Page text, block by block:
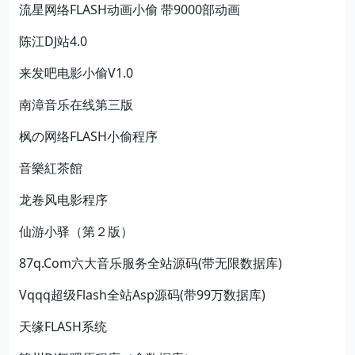
流星网络FLASH动画小偷 带9000部动画
陈江DJ站4.0
来发吧电影小偷V1.0
南漳音乐在线第三版
枫の网络FLASH小偷程序
音樂紅茶館
龙卷风电影程序
仙游小驿（第２版）
87q.Com六大音乐服务全站源码(带无限数据库)
Vqqq超级Flash全站Asp源码(带99万数据库)
天缘FLASH系统